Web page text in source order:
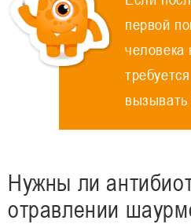
первой
человека
вызывать
Нужны ли
отравлении